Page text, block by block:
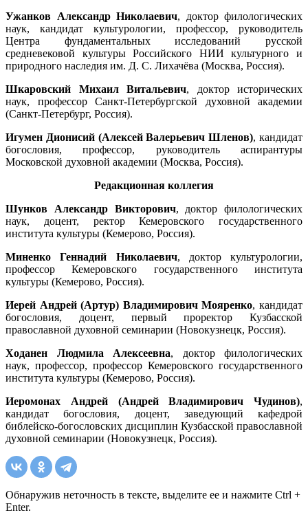
Ужанков Александр Николаевич, доктор филологических
наук, кандидат культурологии, профессор, руководитель
Центра фундаментальных исследований русской
средневековой культуры Российского НИИ культурного и
природного наследия им. Д. С. Лихачёва (Москва, Россия).
Шкаровский Михаил Витальевич, доктор исторических
наук, профессор Санкт-Петербургской духовной академии
(Санкт-Петербург, Россия).
Игумен Дионисий (Алексей Валерьевич Шленов), кандидат
богословия, профессор, руководитель аспирантуры
Московской духовной академии (Москва, Россия).
Редакционная коллегия
Шунков Александр Викторович, доктор филологических
наук, доцент, ректор Кемеровского государственного
института культуры (Кемерово, Россия).
Миненко Геннадий Николаевич, доктор культурологии,
профессор Кемеровского государственного института
культуры (Кемерово, Россия).
Иерей Андрей (Артур) Владимирович Мояренко, кандидат
богословия, доцент, первый проректор Кузбасской
православной духовной семинарии (Новокузнецк, Россия).
Ходанен Людмила Алексеевна, доктор филологических
наук, профессор, профессор Кемеровского государственного
института культуры (Кемерово, Россия).
Иеромонах Андрей (Андрей Владимирович Чудинов),
кандидат богословия, доцент, заведующий кафедрой
библейско-богословских дисциплин Кузбасской православной
духовной семинарии (Новокузнецк, Россия).
Обнаружив неточность в тексте, выделите ее и нажмите Ctrl +
Enter.